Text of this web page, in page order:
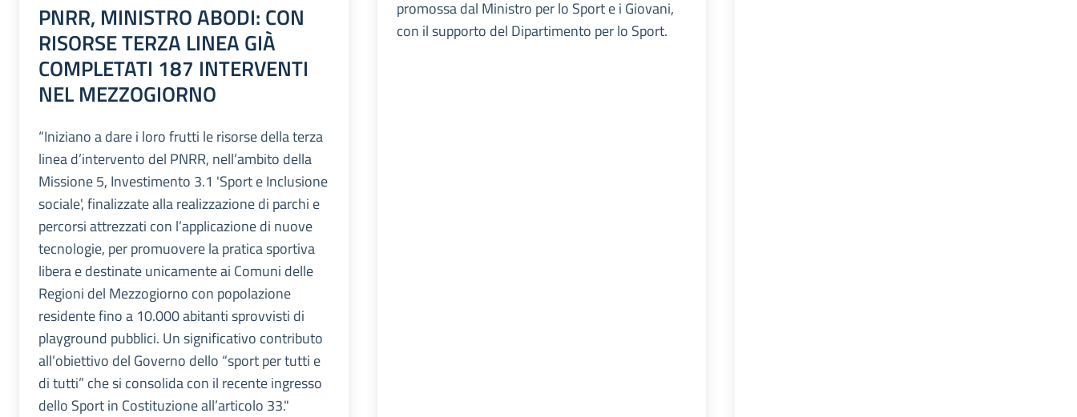
PNRR, MINISTRO ABODI: CON
RISORSE TERZA LINEA GIÀ
COMPLETATI 187 INTERVENTI
NEL MEZZOGIORNO
“Iniziano a dare i loro frutti le risorse della terza
linea d’intervento del PNRR, nell’ambito della
Missione 5, Investimento 3.1 'Sport e Inclusione
sociale', finalizzate alla realizzazione di parchi e
percorsi attrezzati con l’applicazione di nuove
tecnologie, per promuovere la pratica sportiva
libera e destinate unicamente ai Comuni delle
Regioni del Mezzogiorno con popolazione
residente fino a 10.000 abitanti sprovvisti di
playground pubblici. Un significativo contributo
all’obiettivo del Governo dello “sport per tutti e
di tutti” che si consolida con il recente ingresso
dello Sport in Costituzione all’articolo 33."
promossa dal Ministro per lo Sport e i Giovani,
con il supporto del Dipartimento per lo Sport.